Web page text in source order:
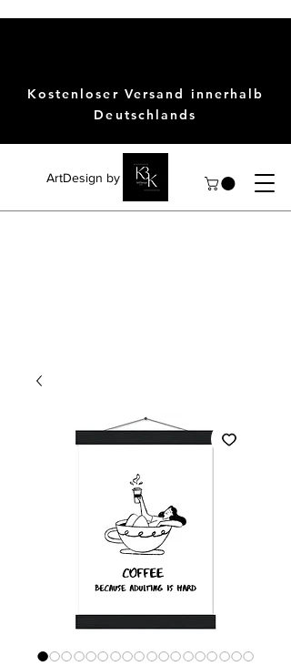
ArtDesign by KBK
Kostenloser Versand innerhalb
Deutschlands